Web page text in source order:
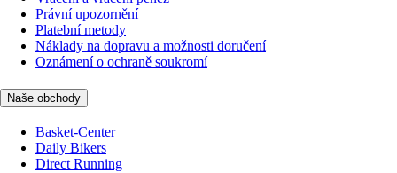
Právní upozornění
Platební metody
Náklady na dopravu a možnosti doručení
Oznámení o ochraně soukromí
Naše obchody
Basket-Center
Daily Bikers
Direct Running